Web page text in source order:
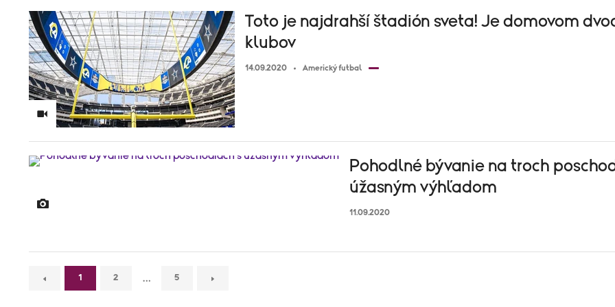
Toto je najdrahší štadión sveta! Je domovom
klubov
14.09.2020 Americký futbal
Pohodlné bývanie na troch
úžasným výhľadom
11.09.2020
1 2 … 5